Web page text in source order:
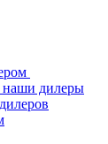
наши дилеры